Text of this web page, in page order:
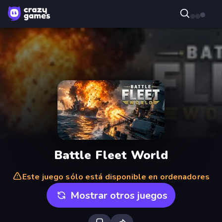
Battle Fleet World
Este juego sólo está disponible en ordenadores
Mostrar otros juegos